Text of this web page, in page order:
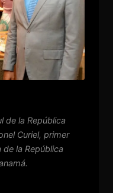
de la República
Curiel, primer
la República